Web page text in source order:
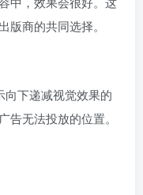
中，效果会很好。这
版商的共同选择。
向下递减视觉效果的
告无法投放的位置。